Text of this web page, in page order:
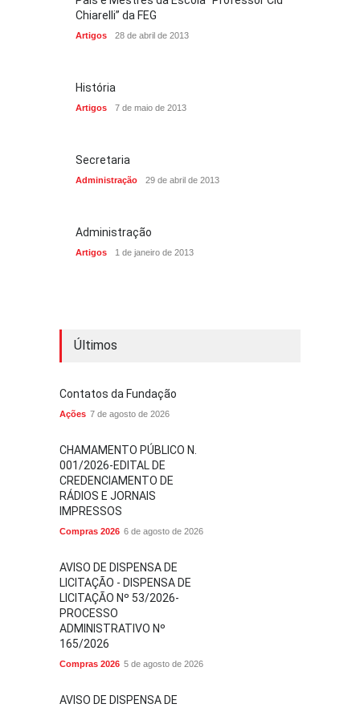
Chiarelli” da FEG
Artigos 28 de abril de 2013
História
Artigos 7 de maio de 2013
Secretaria
Administração 29 de abril de 2013
Administração
Artigos 1 de janeiro de 2013
Últimos
Contatos da Fundação
Ações 7 de agosto de 2026
CHAMAMENTO PÚBLICO N.
001/2026-EDITAL DE
CREDENCIAMENTO DE
RÁDIOS E JORNAIS
IMPRESSOS
Compras 2026 6 de agosto de 2026
AVISO DE DISPENSA DE
LICITAÇÃO - DISPENSA DE
LICITAÇÃO Nº 53/2026-
PROCESSO
ADMINISTRATIVO Nº
165/2026
Compras 2026 5 de agosto de 2026
AVISO DE DISPENSA DE